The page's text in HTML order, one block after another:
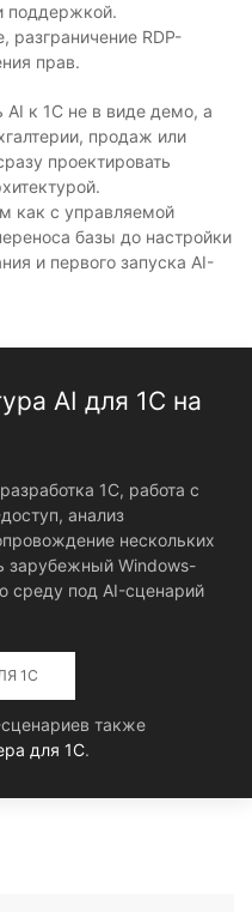
поддержкой.
разграничение RDP-
прав.
AI к 1С не в виде демо, а
продаж или
проектировать
как с управляемой
базы до настройки
и первого запуска AI-
AI для 1С на
1С, работа с
анализ
нескольких
зарубежный Windows-
среду под AI-сценарий
1С
также
для 1С.